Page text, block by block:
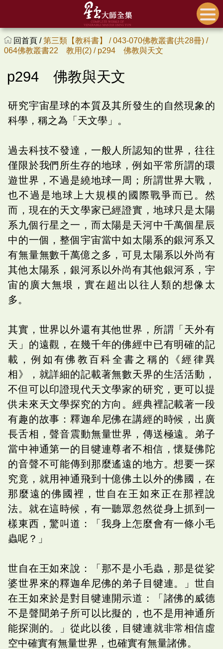
回首頁 /第三類【教科書】 /043-070佛教叢書(共28冊) /
064佛教叢書22 教用(2) / p294 佛教與天文
p294 佛教與天文
研究宇宙星球的本質及其所發生的自然現象的
科學，稱之為「天文學」。
過去科技不發達，一般人所認知的世界，往往
僅限於我們所生存的地球，例如平常所謂的環
遊世界，不過是繞地球一周；所謂世界大戰，
也不過是地球上大規模的國際戰爭而已。然
而，現在的天文學家已經證實，地球只是太陽
系九個行星之一，而太陽是天河中千萬個星辰
中的一個，整個宇宙當中如太陽系的銀河系又
有無量無數千萬億之多，可見太陽系以外尚有
其他太陽系，銀河系以外尚有其他銀河系，宇
宙的廣大無垠，實在超出以往人類的想像太
多。
其實，世界以外還有其他世界，所謂「天外有
天」的遠觀，在幾千年的佛經中已有明確的記
載，例如有佛教百科全書之稱的《經律異
相》，就詳細的記載著無數天界的生活活動，
不但可以印證現代天文學家的研究，更可以提
供未來天文學探究的方向。經典裡記載著一段
有趣的故事：釋迦牟尼佛在講經的時候，出廣
長舌相，聲音震動無量世界，傳送極遠。弟子
當中神通第一的目犍連尊者不相信，懷疑佛陀
的音聲不可能傳到那麼遙遠的地方。想要一探
究竟，就用神通飛到十億佛土以外的佛國，在
那麼遠的佛國裡，世自在王如來正在那裡說
法。就在這時候，有一聽眾忽然從身上抓到一
樣東西，驚叫道：「我身上怎麼會有一條小毛
蟲呢？」
世自在王如來說：「那不是小毛蟲，那是從娑
婆世界來的釋迦牟尼佛的弟子目犍連。」世自
在王如來於是對目犍連開示道：「諸佛的威德
不是聲聞弟子所可以比擬的，也不是用神通所
能探測的。」從此以後，目犍連就非常相信虛
空中確實有無量世界，也確實有無量諸佛。